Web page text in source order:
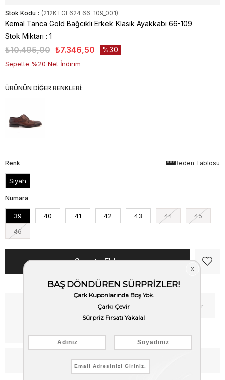
Stok Kodu (212KTGE624 66-109_001)
Kemal Tanca Gold Bağcıklı Erkek Klasik Ayakkabı 66-109
Stok Miktarı : 1
₺10.495,00 ₺7.346,50 30
Sepette %20 Net İndirim
ÜRÜNÜN DİĞER RENKLERİ:
Beden Tablosu
Renk
Siyah
Numara
39 40 41 42 43 44
45
46
Fiyat Düşünce Haber Ver
WhatsApp’tan Bilgi Al